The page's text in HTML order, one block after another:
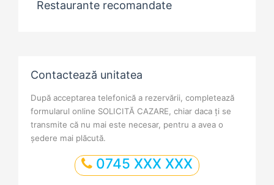
Restaurante recomandate
Contactează unitatea
După acceptarea telefonică a rezervării, completează
formularul online SOLICITĂ CAZARE, chiar daca ți se
transmite că nu mai este necesar, pentru a avea o
ședere mai plăcută.
0745 XXX XXX